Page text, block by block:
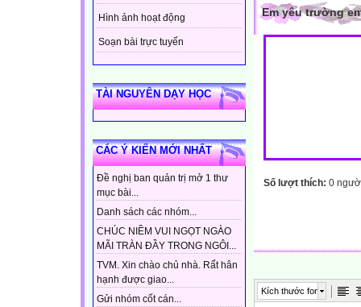
Hình ảnh hoạt động
Soạn bài trực tuyến
TÀI NGUYÊN DẠY HỌC
CÁC Ý KIẾN MỚI NHẤT
Đề nghị ban quản trị mở 1 thư
mục bài...
Danh sách các nhóm...
CHÚC NIỀM VUI NGỌT NGÀO
MÃI TRÀN ĐẦY TRONG NGÔI...
TVM. Xin chào chủ nhà. Rất hân
hạnh được giao...
Gửi nhóm cốt cán...
Em yêu trường
Số lượt thích: 0
Kích thước font